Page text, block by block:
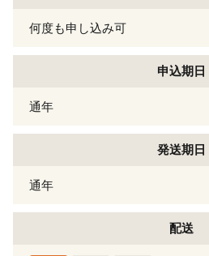
何度も申し込み可
申込期日
通年
発送期日
通年
配送